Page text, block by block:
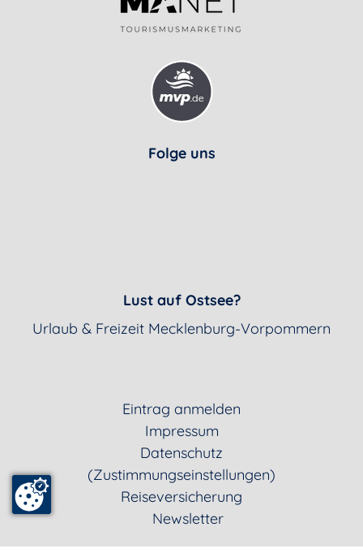
Folge uns
Lust auf Ostsee?
Urlaub & Freizeit Mecklenburg-Vorpommern
Eintrag anmelden
Impressum
Datenschutz
(Zustimmungseinstellungen)
Reiseversicherung
Newsletter